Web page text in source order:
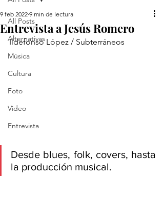
All Posts
Alternativas
Música
Cultura
Foto
Video
Entrevista
Entrevista a Jesús Romero
9 feb 2022 9 min de lectura
Ildefonso López / Subterráneos
Desde blues, folk, covers, hasta
la producción musical.